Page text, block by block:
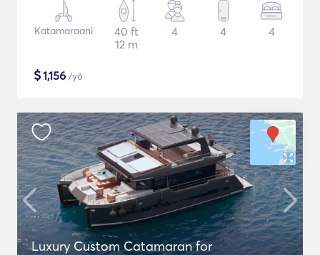
Katamaraani
40 ft
12 m
4 4 4
$1,156 /yö
Luxury Custom Catamaran for